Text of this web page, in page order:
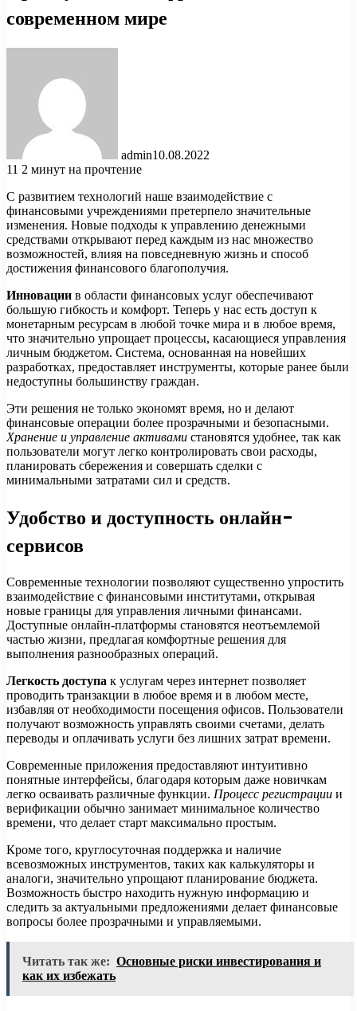
современном мире
admin10.08.2022
11 2 минут на прочтение
С развитием технологий наше взаимодействие с
финансовыми учреждениями претерпело значительные
изменения. Новые подходы к управлению денежными
средствами открывают перед каждым из нас множество
возможностей, влияя на повседневную жизнь и способ
достижения финансового благополучия.
Инновации в области финансовых услуг обеспечивают
большую гибкость и комфорт. Теперь у нас есть доступ к
монетарным ресурсам в любой точке мира и в любое время,
что значительно упрощает процессы, касающиеся управления
личным бюджетом. Система, основанная на новейших
разработках, предоставляет инструменты, которые ранее были
недоступны большинству граждан.
Эти решения не только экономят время, но и делают
финансовые операции более прозрачными и безопасными.
Хранение и управление активами становятся удобнее, так как
пользователи могут легко контролировать свои расходы,
планировать сбережения и совершать сделки с
минимальными затратами сил и средств.
Удобство и доступность онлайн-
сервисов
Современные технологии позволяют существенно упростить
взаимодействие с финансовыми институтами, открывая
новые границы для управления личными финансами.
Доступные онлайн-платформы становятся неотъемлемой
частью жизни, предлагая комфортные решения для
выполнения разнообразных операций.
Легкость доступа к услугам через интернет позволяет
проводить транзакции в любое время и в любом месте,
избавляя от необходимости посещения офисов. Пользователи
получают возможность управлять своими счетами, делать
переводы и оплачивать услуги без лишних затрат времени.
Современные приложения предоставляют интуитивно
понятные интерфейсы, благодаря которым даже новичкам
легко осваивать различные функции. Процесс регистрации и
верификации обычно занимает минимальное количество
времени, что делает старт максимально простым.
Кроме того, круглосуточная поддержка и наличие
всевозможных инструментов, таких как калькуляторы и
аналоги, значительно упрощают планирование бюджета.
Возможность быстро находить нужную информацию и
следить за актуальными предложениями делает финансовые
вопросы более прозрачными и управляемыми.
Читать так же: Основные риски инвестирования и
как их избежать